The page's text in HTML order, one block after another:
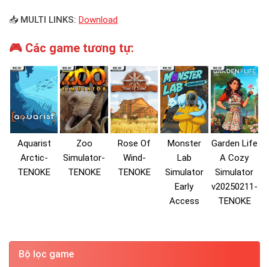
📥 MULTI LINKS: Download
🎮 Các game tương tự:
Aquarist
Arctic-
TENOKE
Zoo
Simulator-
TENOKE
Rose Of
Wind-
TENOKE
Monster
Lab
Simulator
Early
Access
Garden Life
A Cozy
Simulator
v20250211-
TENOKE
Bộ lọc game